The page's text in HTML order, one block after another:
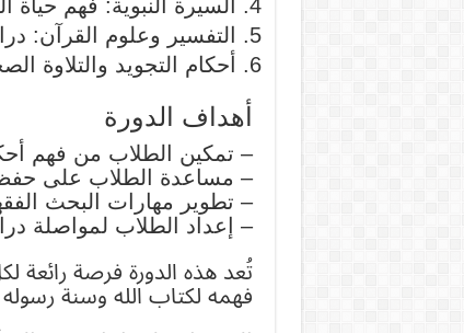
السيرة النبوية: فهم
التفسير وعلوم القرآن:
أحكام التجويد والتلاوة
أهداف الدورة
– تمكين الطلاب من فهم
– مساعدة الطلاب على حفظ
– تطوير مهارات البحث
– إعداد الطلاب لمواصلة
تُعد هذه الدورة فرصة
فهمه لكتاب الله وسنة